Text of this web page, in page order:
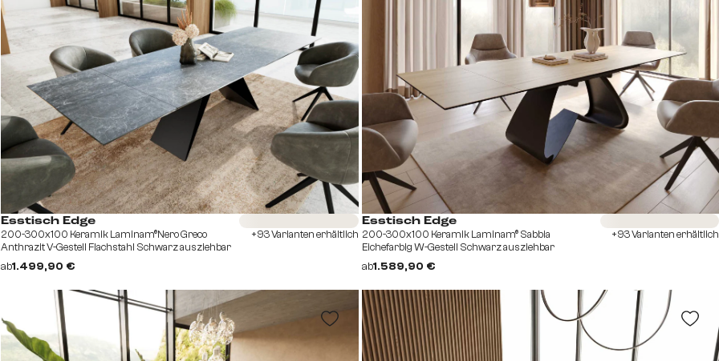
Esstisch Edge
200-300x100 Keramik Laminam®Nero Greco
Anthrazit V-Gestell Flachstahl Schwarz ausziehbar
ab1.499,90 €
Sofort versandfertig
+93 Varianten erhältlich
Esstisch Edge
200-300x100 Keramik Laminam® Sabbia
Eichefarbig W-Gestell Schwarz ausziehbar
ab1.589,90 €
Sofort versandfertig
+93 Varianten erhältlich